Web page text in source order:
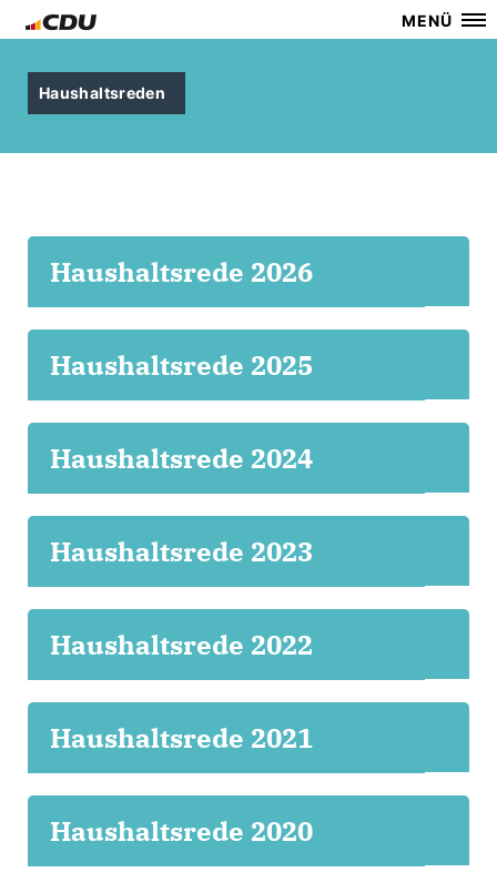
MENÜ
Haushaltsreden
Haushaltsrede 2026
Haushaltsrede 2025
Haushaltsrede 2024
Haushaltsrede 2023
Haushaltsrede 2022
Haushaltsrede 2021
Haushaltsrede 2020